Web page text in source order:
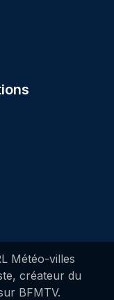
Météo-villes
créateur du
BFMTV.